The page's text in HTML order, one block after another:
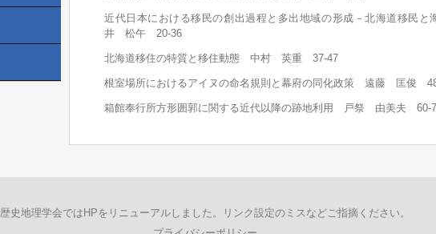
近代日本における移民の創出過程と多出地域の形成－北海道移民
井 松午 20-36
北海道移住の特質と移住動態 中村 英重 37-47
根室場所におけるアイヌの命名規則と幕府の同化政策 遠藤 匡俊
箱館奉行所方形囲郭に関する近代以降の跡地利用 戸祭 由美夫 60-
歴史地理学会ではHPをリニューアルしました。リンク設定のミスなどご指摘ください。